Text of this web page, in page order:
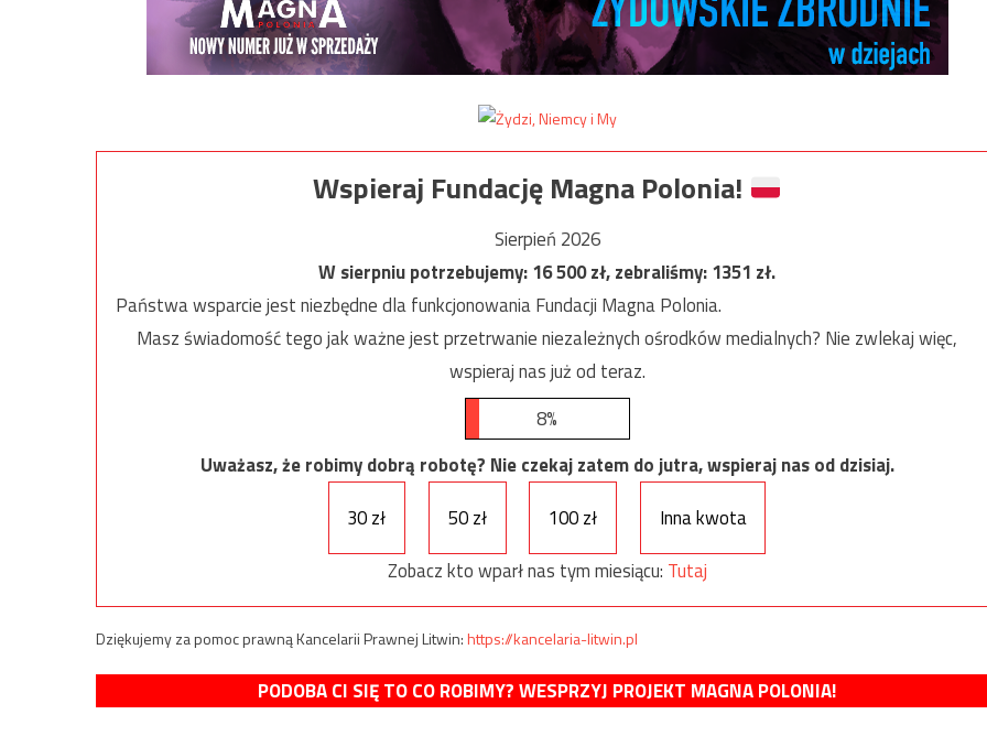
Wspieraj Fundację Magna Polonia!
Sierpień 2026
W sierpniu potrzebujemy:16 500zł, zebraliśmy:1351 zł.
Państwa wsparcie jest niezbędne dla funkcjonowania Fundacji Magna Polonia.
Masz świadomość tego jak ważne jest przetrwanie niezależnych ośrodków medialnych? Nie zwlekaj więc,
wspieraj nas już od teraz.
8%
Uważasz, że robimy dobrą robotę? Nie czekaj zatem do jutra, wspieraj nas od dzisiaj.
30 zł
50 zł 100 zł
Inna kwota
Zobacz kto wparł nas tym miesiącu: Tutaj
Dziękujemy za pomoc prawną Kancelarii Prawnej Litwin:https://kancelaria-litwin.pl
PODOBA CI SIĘ TO CO ROBIMY? WESPRZYJ PROJEKT MAGNA POLONIA!